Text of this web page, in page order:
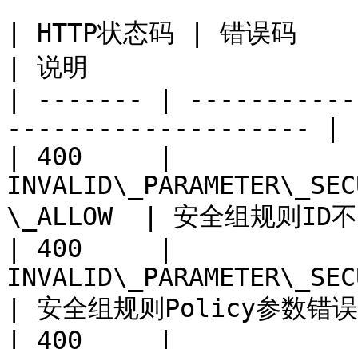
| HTTP状态码 | 错误码
| 说明
| ------- |
-------------------- |
| 400     |
\_ALLOW  | 安全组规则
| 400     |
| 安全组规则Policy参数
| 400     |